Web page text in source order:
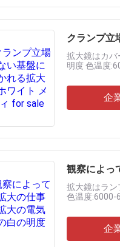
クランプ立
拡大鏡はカバ
明度 色温度
企
観察によっ
拡大鏡はラン
色温度:6000-
企